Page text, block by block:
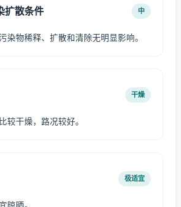
扩散条件 中
染物稀释、扩散和清除无明显影响。
干燥
较干燥，路况较好。
极适宜